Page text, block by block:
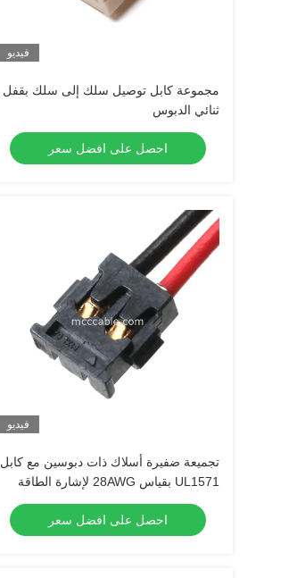
فيديو
مجموعة كابل توصيل سلك إلى سلك بقفل
ثنائي الدبوس
احصل على افضل سعر
فيديو
تجميعة ضفيرة أسلاك ذات دبوسين مع كابل
UL1571 بقياس 28AWG لإشارة الطاقة
احصل على افضل سعر